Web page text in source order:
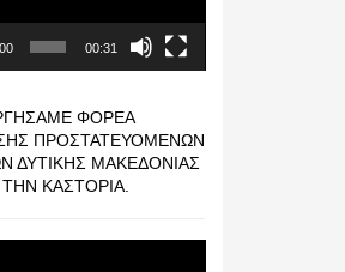
00:31
ΦΟΡΈΑ
ΠΡΟΣΤΑΤΕΥΌΜΕΝΩΝ
ΔΥΤΙΚΉΣ ΜΑΚΕΔΟΝΊΑΣ
ΚΑΣΤΟΡΙΆ.